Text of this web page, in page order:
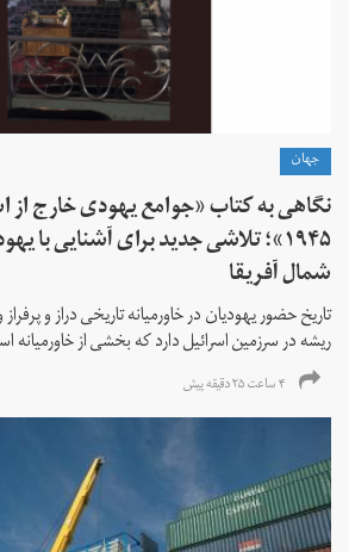
جهان
نگاهی به کتاب «جوامع یهودی خارج از
۱۹۴۵»؛ تلاشی جدید برای آشنایی با
شمال آفریقا
تاریخ حضور یهودیان در خاورمیانه تاریخی دراز و
ریشه در سرزمین اسرائیل دارد که بخشی از
۴ ساعت ۲۵ دقیقه پیش